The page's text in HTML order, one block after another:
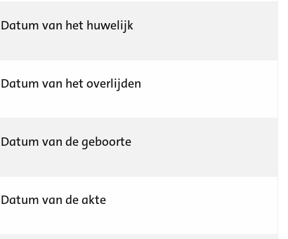
Datum van het huwelijk
Datum van het overlijden
Datum van de geboorte
Datum van de akte